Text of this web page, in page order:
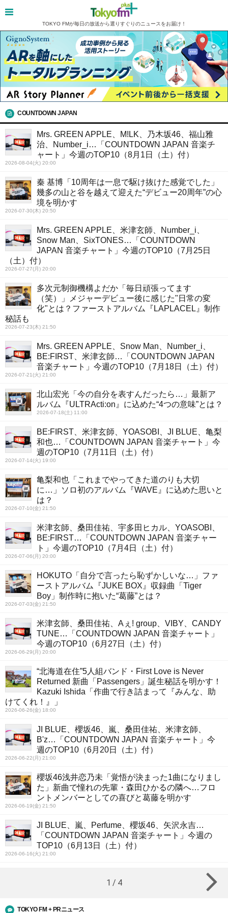
TOKYO FMが毎日の放送から選りすぐりのニュースをお届け！
COUNTDOWN JAPAN
Mrs. GREEN APPLE、M!LK、乃木坂46、福山雅
治、Number_i…「COUNTDOWN JAPAN 音楽チ
ャート」今週のTOP10（8月1日（土）付）
2026-08-04(火) 20:00
秦 基博「10周年は一息で駆け抜けた感覚でした」
幾多の山と谷を越えて迎えた“デビュー20周年”の心
境を明かす
2026-07-30(木) 20:50
Mrs. GREEN APPLE、米津玄師、Number_i、
Snow Man、SixTONES…「COUNTDOWN
JAPAN 音楽チャート」今週のTOP10（7月25日
（土）付）
2026-07-27(月) 20:00
多次元制御機構よだか「毎日頑張ってます
（笑）」メジャーデビュー後に感じた"日常の変
化"とは？ファーストアルバム『LAPLACEL』制作
秘話も
2026-07-23(木) 21:50
Mrs. GREEN APPLE、Snow Man、Number_i、
BE:FIRST、米津玄師…「COUNTDOWN JAPAN
音楽チャート」今週のTOP10（7月18日（土）付）
2026-07-21(火) 21:00
北山宏光「今の自分を表すんだったら…」最新ア
ルバム『ULTRActi:on』に込めた“4つの意味”とは？
2026-07-18(土) 11:00
BE:FIRST、米津玄師、YOASOBI、JI BLUE、亀梨
和也…「COUNTDOWN JAPAN 音楽チャート」今
週のTOP10（7月11日（土）付）
2026-07-14(火) 19:00
亀梨和也「これまでやってきた道のりも大切
に…」ソロ初のアルバム『WAVE』に込めた思いと
は？
2026-07-10(金) 21:50
米津玄師、桑田佳祐、宇多田ヒカル、YOASOBI、
BE:FIRST…「COUNTDOWN JAPAN 音楽チャー
ト」今週のTOP10（7月4日（土）付）
2026-07-06(月) 20:00
HOKUTO「自分で言ったら恥ずかしいな…」ファ
ーストアルバム『JUKE BOX』収録曲「Tiger
Boy」制作時に抱いた“葛藤”とは？
2026-07-03(金) 21:50
米津玄師、桑田佳祐、Aぇ! group、VIBY、CANDY
TUNE…「COUNTDOWN JAPAN 音楽チャート」
今週のTOP10（6月27日（土）付）
2026-06-29(月) 20:00
“北海道在住”5人組バンド・First Love is Never
Returned 新曲「Passengers」誕生秘話を明かす！
Kazuki Ishida「作曲で行き詰まって『みんな、助
けてくれ！』」
2026-06-26(金) 18:00
JI BLUE、櫻坂46、嵐、桑田佳祐、米津玄師、
B'z…「COUNTDOWN JAPAN 音楽チャート」今
週のTOP10（6月20日（土）付）
2026-06-22(月) 21:00
櫻坂46浅井恋乃未「覚悟が決まった1曲になりまし
た」新曲で憧れの先輩・森田ひかるの隣へ…フロ
ントメンバーとしての喜びと葛藤を明かす
2026-06-19(金) 21:50
JI BLUE、嵐、Perfume、櫻坂46、矢沢永吉…
「COUNTDOWN JAPAN 音楽チャート」今週の
TOP10（6月13日（土）付）
2026-06-16(火) 21:00
1 / 4
TOKYO FM + PRニュース